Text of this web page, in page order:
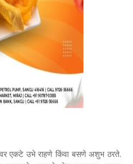
एकटे उभे राहणे किंवा बसणे अशुभ ठरते.